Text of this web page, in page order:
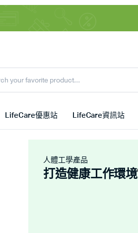
LifeCare優惠站 LifeCare資訊站
人體工學產品
打造健康工作環境